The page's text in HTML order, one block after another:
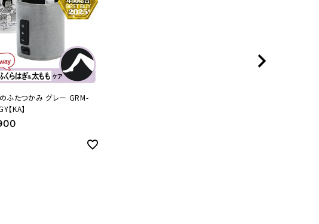
のふたつかみ グレー GRM-
【KA】